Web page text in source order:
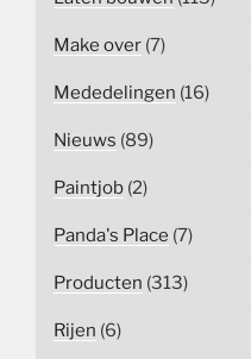
Make over (7)
Mededelingen (16)
Nieuws (89)
Paintjob (2)
Panda's Place (7)
Producten (313)
Rijen (6)